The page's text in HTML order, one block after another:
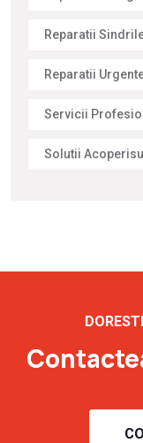
Reparatii
Reparatii
Servicii
Solutii